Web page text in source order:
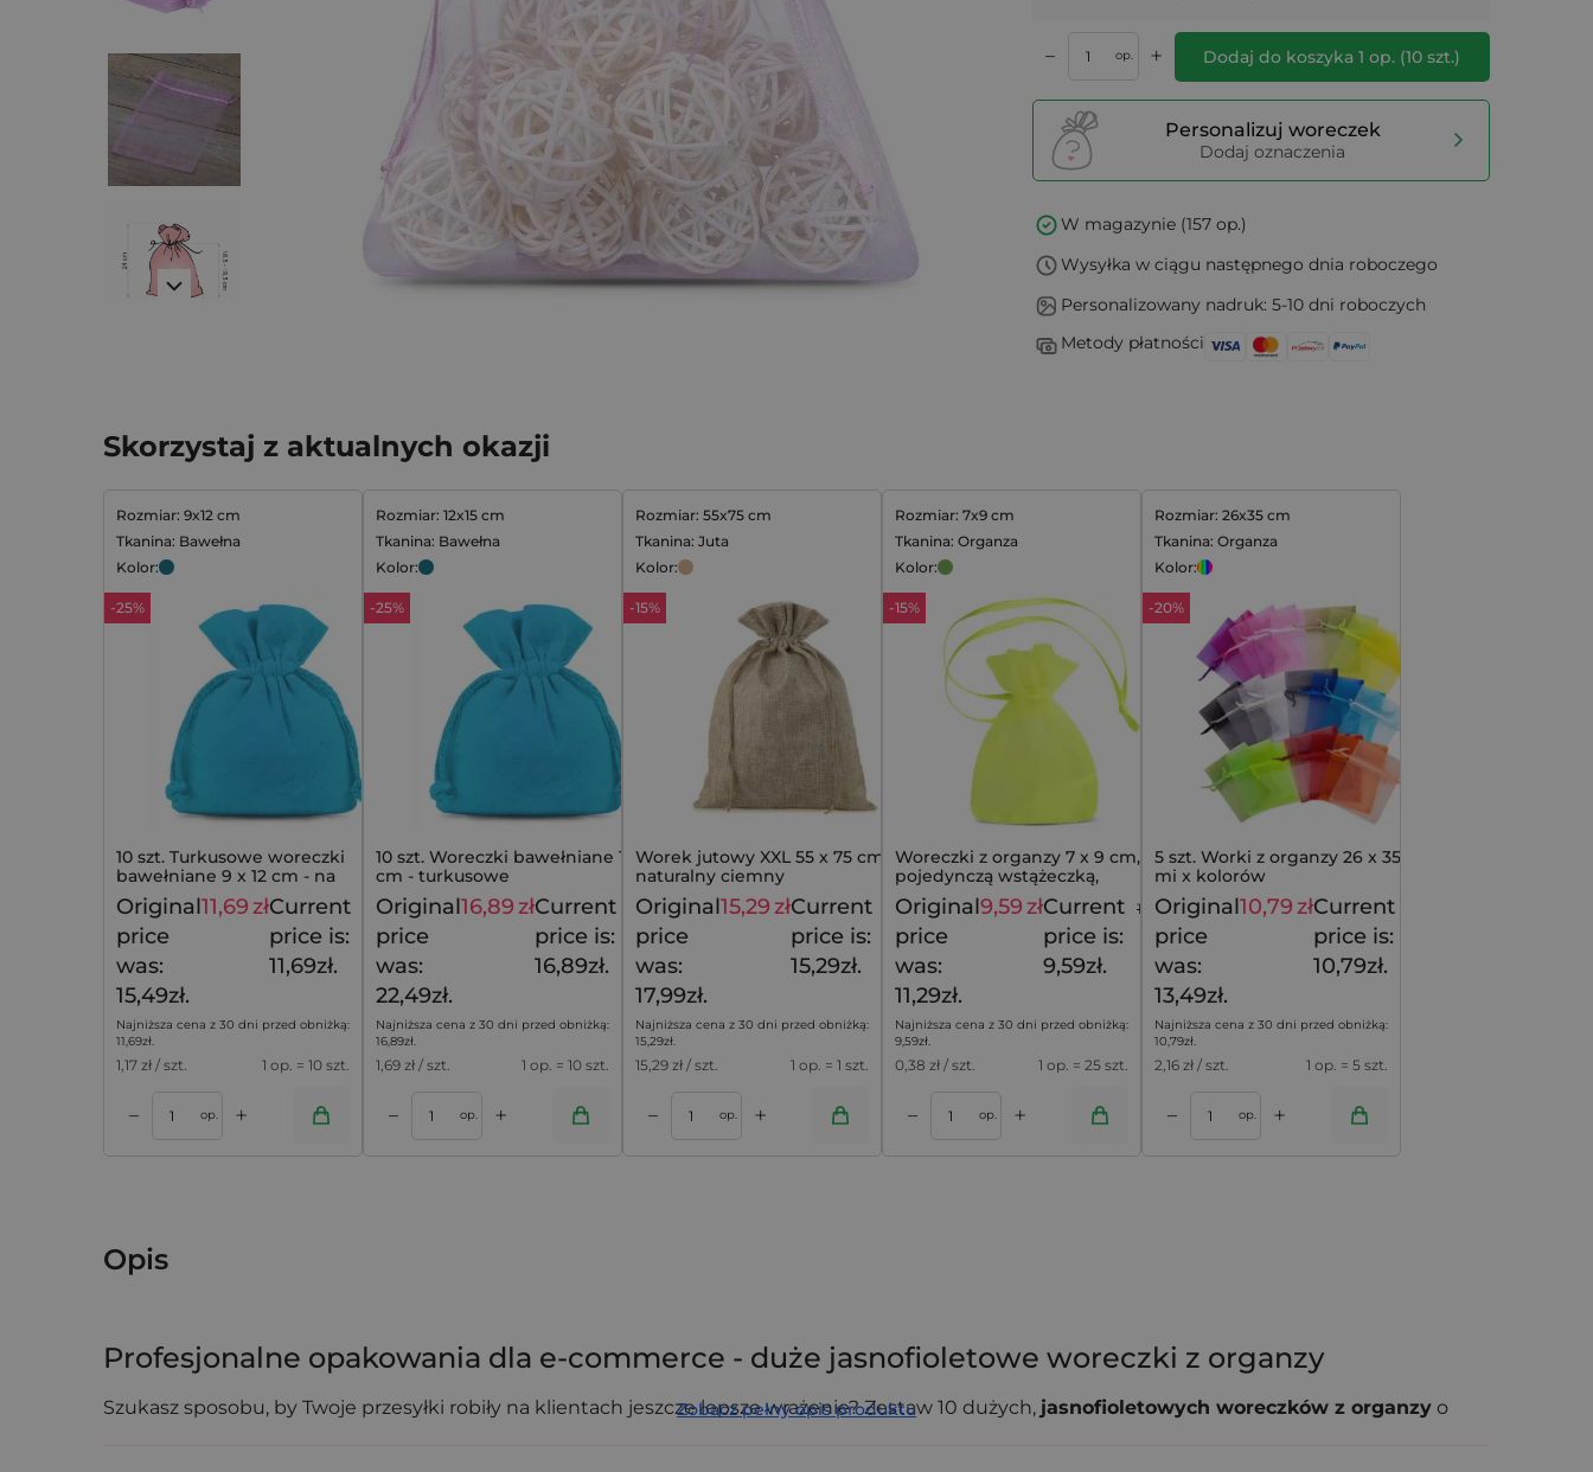
– op. + Dodaj do koszyka1 op. (10 szt.)
Personalizuj woreczek
Dodaj oznaczenia
W magazynie (157 op.)
Wysyłka w ciągu następnego dnia roboczego
Personalizowany nadruk: 5-10 dni roboczych
Metody płatności
Skorzystaj z aktualnych okazji
Rozmiar: 9x12 cm
Tkanina: Bawełna
Kolor:
-25%
10 szt. Turkusowe woreczki
bawełniane 9 x 12 cm - na
upominki
15,49 zł
Original
price
was:
15,49zł.
11,69złCurrent
price is:
11,69zł.
Najniższa cena z 30 dni przed obniżką:
11,69zł.
1,17 zł / szt. 1 op. = 10 szt.
– op. +
Rozmiar: 12x15 cm
Tkanina: Bawełna
Kolor:
-25%
10 szt. Woreczki bawełniane 12 x 15
cm - turkusowe
22,49 zł
Original
price
was:
22,49zł.
16,89złCurrent
price is:
16,89zł.
Najniższa cena z 30 dni przed obniżką:
16,89zł.
1,69 zł / szt. 1 op. = 10 szt.
– op. +
Rozmiar: 55x75 cm
Tkanina: Juta
Kolor:
-15%
Worek jutowy XXL 55 x 75 cm -
naturalny ciemny
17,99 zł
Original
price
was:
17,99zł.
15,29złCurrent
price is:
15,29zł.
Najniższa cena z 30 dni przed obniżką:
15,29zł.
15,29 zł / szt. 1 op. = 1 szt.
– op. +
Dodaj do koszyka
Rozmiar: 7x9 cm
Tkanina: Organza
Kolor:
-15%
Woreczki z organzy 7 x 9 cm, z
pojedynczą wstążeczką,
zaciągane na jedną stronę, 25 szt
11,29 zł
Original
price
was:
11,29zł.
9,59złCurrent
price is:
9,59zł.
Najniższa cena z 30 dni przed obniżką:
9,59zł.
0,38 zł / szt. 1 op. = 25 szt.
– op. +
Dodaj do koszyka
Rozmiar: 26x35 cm
Tkanina: Organza
Kolor:
-20%
5 szt. Worki z organzy 26 x 35 cm -
mi x kolorów
Original
price
was:
13,49zł.
10,79złCurrent
price is:
10,79zł.
Najniższa cena z 30 dni przed obniżką:
10,79zł.
2,16 zł / szt. 1 op. = 5 szt.
– op. +
Dodaj do koszyka
Opis
Profesjonalne opakowania dla e-commerce - duże jasnofioletowe woreczki z organzy
Szukasz sposobu, by Twoje przesyłki robiły na klientach jeszcze lepsze wrażenie? Zestaw 10 dużych, jasnofioletowych woreczków z organzy o
Zobacz pełny opis produktu